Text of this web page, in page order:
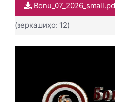
(зеркашиҳо: 12)